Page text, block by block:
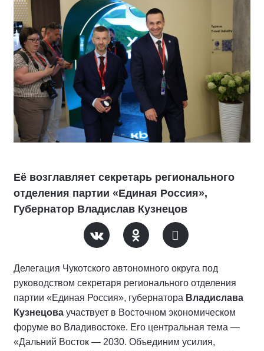
Её возглавляет секретарь регионального
отделения партии «Единая Россия»,
Губернатор Владислав Кузнецов
Делегация Чукотского автономного округа под
руководством секретаря регионального отделения
партии «Единая Россия», губернатора Владислава
Кузнецова участвует в Восточном экономическом
форуме во Владивостоке. Его центральная тема —
«Дальний Восток — 2030. Объединим усилия,